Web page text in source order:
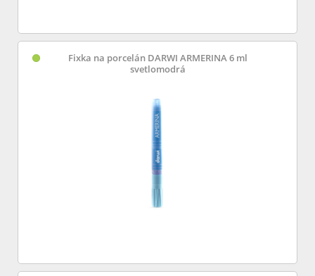
Fixka na porcelán DARWI ARMERINA 6 ml
svetlomodrá